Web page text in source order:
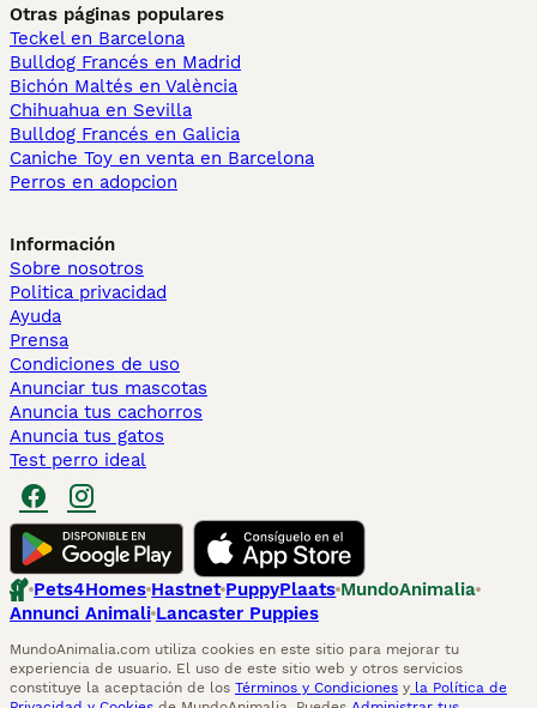
Otras páginas populares
Teckel en Barcelona
Bulldog Francés en Madrid
Bichón Maltés en València
Chihuahua en Sevilla
Bulldog Francés en Galicia
Caniche Toy en venta en Barcelona
Perros en adopcion
Información
Sobre nosotros
Politica privacidad
Ayuda
Prensa
Condiciones de uso
Anunciar tus mascotas
Anuncia tus cachorros
Anuncia tus gatos
Test perro ideal
Pets4Homes Hastnet PuppyPlaats MundoAnimalia
Annunci Animali Lancaster Puppies
MundoAnimalia.com utiliza cookies en este sitio para mejorar tu
experiencia de usuario. El uso de este sitio web y otros servicios
constituye la aceptación de los Términos y Condiciones y la Política de